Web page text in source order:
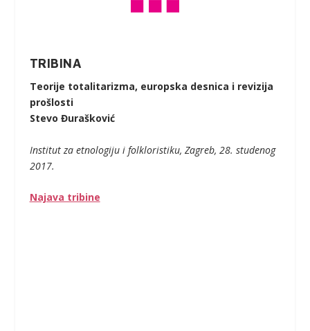
TRIBINA
Teorije totalitarizma, europska desnica i revizija
prošlosti
Stevo Đurašković
Institut za etnologiju i folkloristiku, Zagreb, 28. studenog
2017.
Najava tribine